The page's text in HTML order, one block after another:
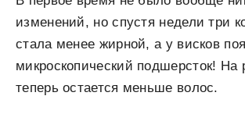
изменений, но спустя недели три
стала менее жирной, а у висков
микроскопический подшерсток! На
теперь остается меньше волос.